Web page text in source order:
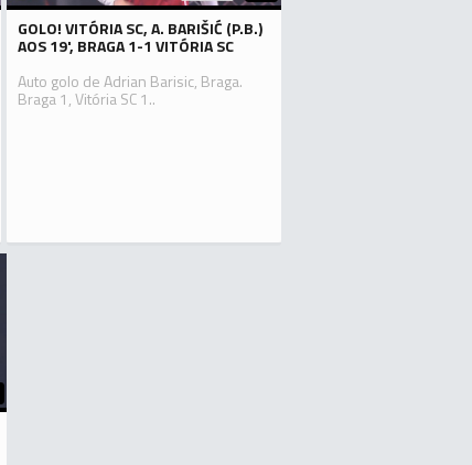
GOLO! VITÓRIA SC, A. BARIŠIĆ (P.B.)
AOS 19', BRAGA 1-1 VITÓRIA SC
Auto golo de Adrian Barisic, Braga.
Braga 1, Vitória SC 1..